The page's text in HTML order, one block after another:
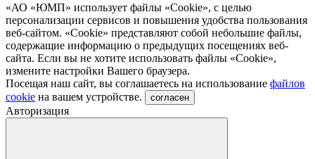
«АО «ЮМП» использует файлы «Сookie», с целью
персонализации сервисов и повышения удобства пользования
веб-сайтом. «Cookie» представляют собой небольшие файлы,
содержащие информацию о предыдущих посещениях веб-
сайта. Если вы не хотите использовать файлы «Сookie»,
измените настройки Вашего браузера.
Посещая наш сайт, вы соглашаетесь на использование файлов
cookie на вашем устройстве. согласен
Авторизация